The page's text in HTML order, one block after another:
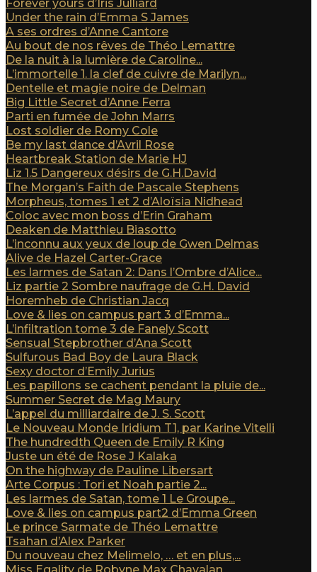
Forever yours d’Iris Julliard
Under the rain d’Emma S James
A ses ordres d’Anne Cantore
Au bout de nos rêves de Théo Lemattre
De la nuit à la lumière de Caroline...
L’immortelle 1. la clef de cuivre de Marilyn...
Dentelle et magie noire de Delman
Big Little Secret d’Anne Ferra
Parti en fumée de John Marrs
Lost soldier de Romy Cole
Be my last dance d’Avril Rose
Heartbreak Station de Marie HJ
Liz 1.5 Dangereux désirs de G.H.David
The Morgan’s Faith de Pascale Stephens
Morpheus, tomes 1 et 2 d’Aloïsia Nidhead
Coloc avec mon boss d’Erin Graham
Deaken de Matthieu Biasotto
L’inconnu aux yeux de loup de Gwen Delmas
Alive de Hazel Carter-Grace
Les larmes de Satan 2: Dans l’Ombre d’Alice...
Liz partie 2 Sombre naufrage de G.H. David
Horemheb de Christian Jacq
Love & lies on campus part 3 d’Emma...
L’infiltration tome 3 de Fanely Scott
Sensual Stepbrother d’Ana Scott
Sulfurous Bad Boy de Laura Black
Sexy doctor d’Emily Jurius
Les papillons se cachent pendant la pluie de...
Summer Secret de Mag Maury
L’appel du milliardaire de J. S. Scott
Le Nouveau Monde Iridium T1, par Karine Vitelli
The hundredth Queen de Emily R King
Juste un été de Rose J Kalaka
On the highway de Pauline Libersart
Arte Corpus : Tori et Noah partie 2...
Les larmes de Satan, tome 1 Le Groupe...
Love & lies on campus part2 d’Emma Green
Le prince Sarmate de Théo Lemattre
Tsahan d’Alex Parker
Du nouveau chez Melimelo, … et en plus,...